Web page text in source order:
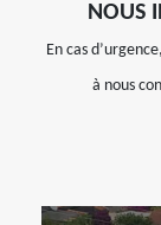
NOUS
En cas
à nous